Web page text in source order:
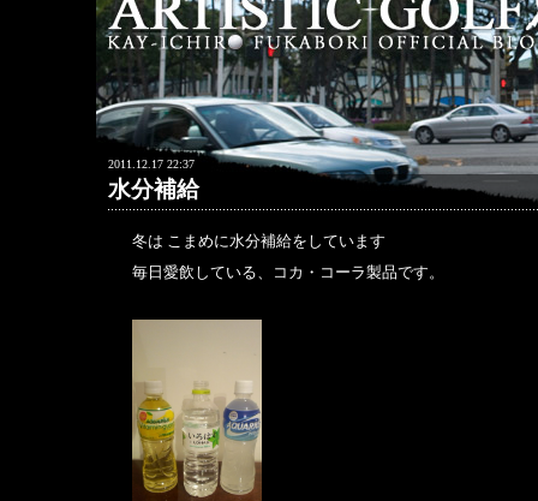
2011.12.17 22:37
水分補給
冬は こまめに水分補給をしています
毎日愛飲している、コカ・コーラ製品です。